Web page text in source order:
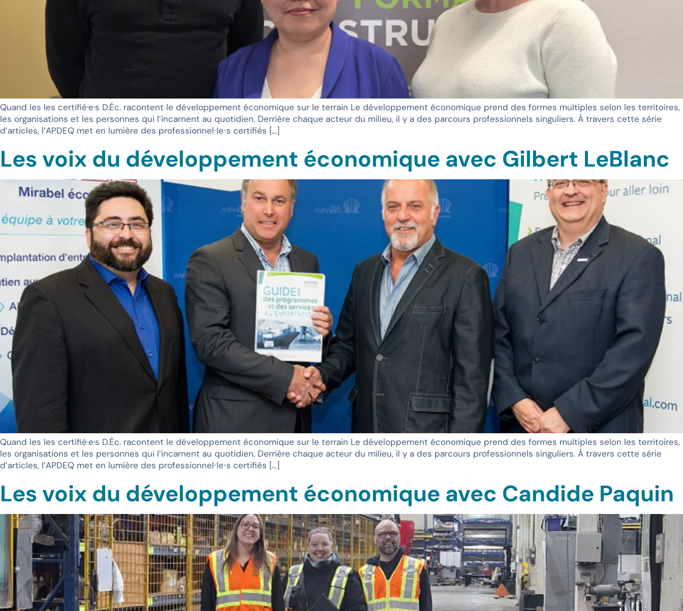
Quand les les certifié·e·s D.Éc. racontent le développement économique sur le terrain Le développement économique prend des formes multiples selon les territoires,
les organisations et les personnes qui l’incarnent au quotidien. Derrière chaque acteur du milieu, il y a des parcours professionnels singuliers. À travers cette série
d’articles, l’APDEQ met en lumière des professionnel⸱le⸱s certifiés […]
Les voix du développement économique avec Gilbert LeBlanc
Quand les les certifié·e·s D.Éc. racontent le développement économique sur le terrain Le développement économique prend des formes multiples selon les territoires,
les organisations et les personnes qui l’incarnent au quotidien. Derrière chaque acteur du milieu, il y a des parcours professionnels singuliers. À travers cette série
d’articles, l’APDEQ met en lumière des professionnel⸱le⸱s certifiés […]
Les voix du développement économique avec Candide Paquin